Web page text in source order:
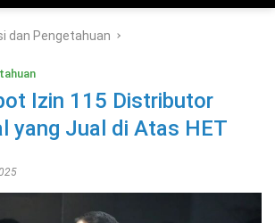
dan Pengetahuan
Izin 115 Distributor
yang Jual di Atas HET